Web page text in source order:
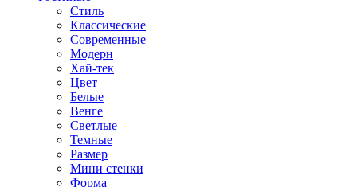
Стиль
Классические
Современные
Модерн
Хай-тек
Цвет
Белые
Венге
Светлые
Темные
Размер
Мини стенки
Форма